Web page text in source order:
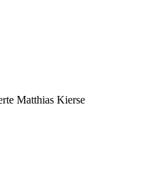
Matthias Kierse